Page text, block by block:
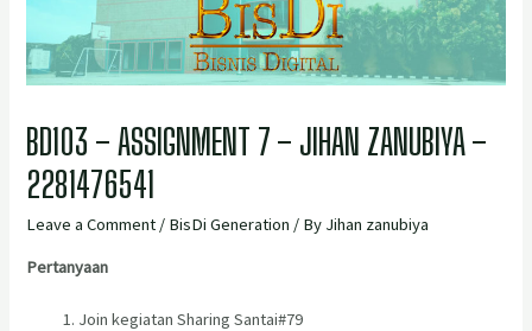
BD103 – ASSIGNMENT 7 – JIHAN ZANUBIYA –
2281476541
Leave a Comment / BisDi Generation / By Jihan zanubiya
Pertanyaan
Join kegiatan Sharing Santai#79